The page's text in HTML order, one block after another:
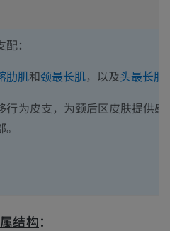
：
肋肌和颈最长肌，以及头最长肌
行为皮支，为颈后区皮肤提供感
结构：